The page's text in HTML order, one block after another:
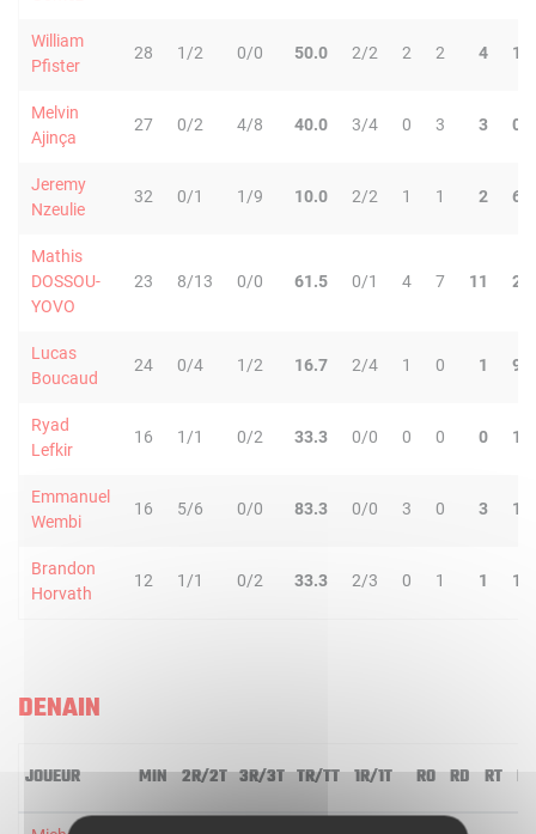
William
Pfister
28 1/2 0/0 50.0 2/2 2 2 4 1
Melvin
Ajinça
27 0/2 4/8 40.0 3/4 0 3 3 0
Jeremy
Nzeulie
32 0/1 1/9 10.0 2/2 1 1 2 6
Mathis
DOSSOU-
YOVO
23 8/13 0/0 61.5 0/1 4 7 11 2
Lucas
Boucaud
24 0/4 1/2 16.7 2/4 1 0 1 9
Ryad
Lefkir
16 1/1 0/2 33.3 0/0 0 0 0 1
Emmanuel
Wembi
16 5/6 0/0 83.3 0/0 3 0 3 1
Brandon
Horvath
12 1/1 0/2 33.3 2/3 0 1 1 1
DENAIN
JOUEUR MIN 2R/2T 3R/3T TR/TT 1R/1T RO RD RT PD